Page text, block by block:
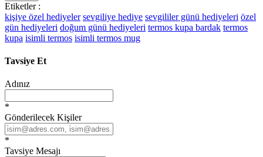
Etiketler :
kişiye özel hediyeler sevgiliye hediye sevgililer günü hediyeleri özel
gün hediyeleri doğum günü hediyeleri termos kupa bardak termos
kupa isimli termos isimli termos mug
Tavsiye Et
Adınız
*
Gönderilecek Kişiler
*
Tavsiye Mesajı